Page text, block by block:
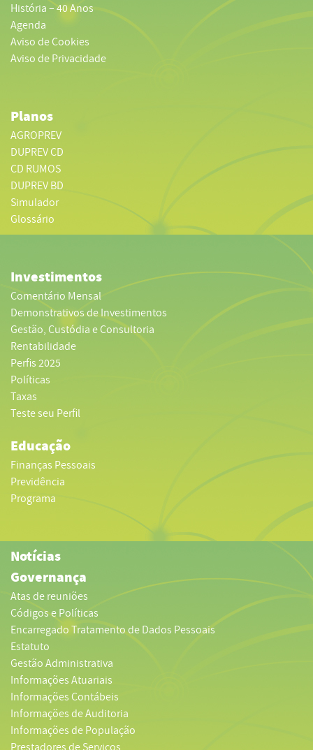
História – 40 Anos
Agenda
Aviso de Cookies
Aviso de Privacidade
Planos
AGROPREV
DUPREV CD
CD RUMOS
DUPREV BD
Simulador
Glossário
Investimentos
Comentário Mensal
Demonstrativos de Investimentos
Gestão, Custódia e Consultoria
Rentabilidade
Perfis 2025
Políticas
Taxas
Teste seu Perfil
Educação
Finanças Pessoais
Previdência
Programa
Notícias
Governança
Atas de reuniões
Códigos e Políticas
Encarregado Tratamento de Dados Pessoais
Estatuto
Gestão Administrativa
Informações Atuariais
Informações Contábeis
Informações de Auditoria
Informações de População
Prestadores de Serviços